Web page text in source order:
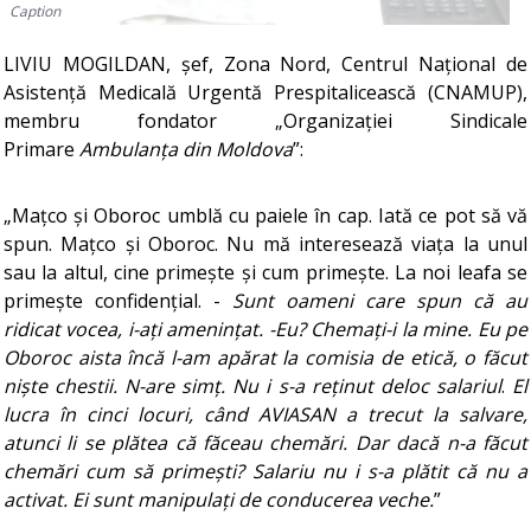
Caption
LIVIU MOGILDAN, șef, Zona Nord, Centrul Național de
Asistență Medicală Urgentă Prespitalicească (CNAMUP),
membru fondator „Organizației Sindicale
Primare Ambulanța din Moldova”:
„Mațco și Oboroc umblă cu paiele în cap. Iată ce pot să vă
spun. Mațco și Oboroc. Nu mă interesează viața la unul
sau la altul, cine primește și cum primește. La noi leafa se
primește confidențial. - Sunt oameni care spun că au
ridicat vocea, i-ați amenințat. -Eu? Chemați-i la mine. Eu pe
Oboroc aista încă l-am apărat la comisia de etică, o făcut
niște chestii. N-are simț. Nu i s-a reținut deloc salariul. El
lucra în cinci locuri, când AVIASAN a trecut la salvare,
atunci li se plătea că făceau chemări. Dar dacă n-a făcut
chemări cum să primești? Salariu nu i s-a plătit că nu a
activat. Ei sunt manipulați de conducerea veche.”